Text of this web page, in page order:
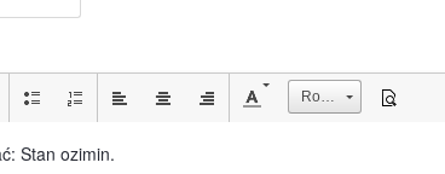
Rozmiar
Stan ozimin.